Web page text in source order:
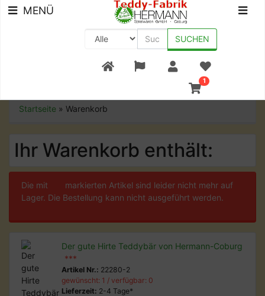
+49 (0) 9561-8590-0
MENÜ
SUCHEN
1
Startseite » Warenkorb
Ihr Warenkorb enthält:
Die mit
markierten Artikel sind leider nicht mehr auf
Lager. Die Bestellung kann nicht ausgeführt werden.
Der gute Hirte Teddybär von Hermann-Coburg
***
Artikel Nr.: 22280-2
gewünscht: 1 / verfügbar: 0
Lieferzeit: 2-4 Tage*